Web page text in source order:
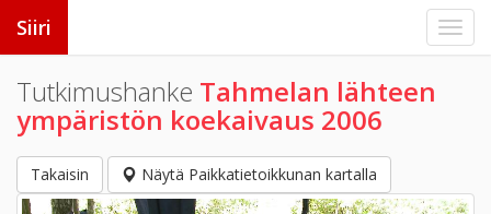
Siiri
Tutkimushanke Tahmelan lähteen
ympäristön koekaivaus 2006
Takaisin Näytä Paikkatietoikkunan kartalla